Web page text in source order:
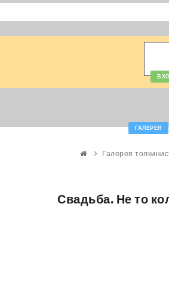
ГАЛЕРЕЯ
Галерея
Свадьба. Не то